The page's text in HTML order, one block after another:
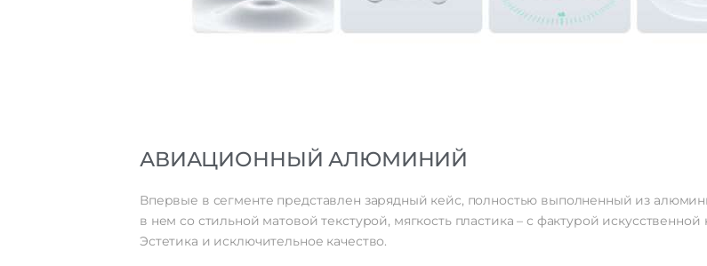
АВИАЦИОННЫЙ АЛЮМИНИЙ
Впервые в сегменте представлен зарядный кейс, полностью выполненный из
в нем со стильной матовой текстурой, мягкость пластика – с фактурой
Эстетика и исключительное качество.